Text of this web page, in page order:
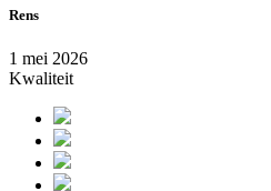
Rens
1 mei 2026
Kwaliteit